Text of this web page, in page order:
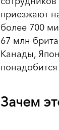
приезжают
более 700
67 млн
Канады,
Зачем